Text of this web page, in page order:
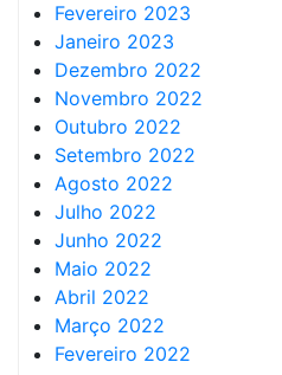
Fevereiro 2023
Janeiro 2023
Dezembro 2022
Novembro 2022
Outubro 2022
Setembro 2022
Agosto 2022
Julho 2022
Junho 2022
Maio 2022
Abril 2022
Março 2022
Fevereiro 2022